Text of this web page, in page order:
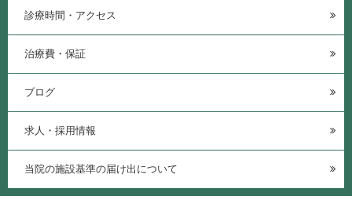
診療時間・アクセス
治療費・保証
ブログ
求人・採用情報
当院の施設基準の届け出について